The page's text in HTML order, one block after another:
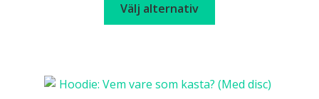
Välj alternativ
varianter.